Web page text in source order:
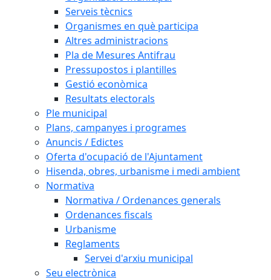
Serveis tècnics
Organismes en què participa
Altres administracions
Pla de Mesures Antifrau
Pressupostos i plantilles
Gestió econòmica
Resultats electorals
Ple municipal
Plans, campanyes i programes
Anuncis / Edictes
Oferta d'ocupació de l'Ajuntament
Hisenda, obres, urbanisme i medi ambient
Normativa
Normativa / Ordenances generals
Ordenances fiscals
Urbanisme
Reglaments
Servei d'arxiu municipal
Seu electrònica